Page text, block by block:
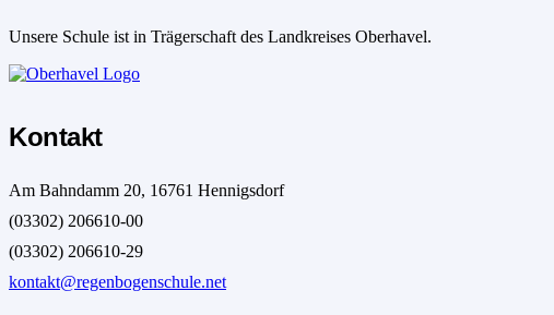
Unsere Schule ist in Trägerschaft des Landkreises Oberhavel.
Kontakt
Am Bahndamm 20, 16761 Hennigsdorf
(03302) 206610-00
(03302) 206610-29
kontakt@regenbogenschule.net